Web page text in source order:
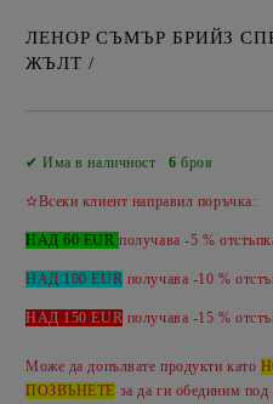
ЛЕНОР СЪМЪР БРИЙЗ
ЖЪЛТ /
✔ Има в наличност6 броя
✫Всеки клиент направил поръчка:
НАД 60 EURполучава -5 %
НАД 100 EUR получава -10 %
НАД 150 EUR получава -15 %
Може да допълвате продукти като
ПОЗВЪНЕТЕ за да ги обединим